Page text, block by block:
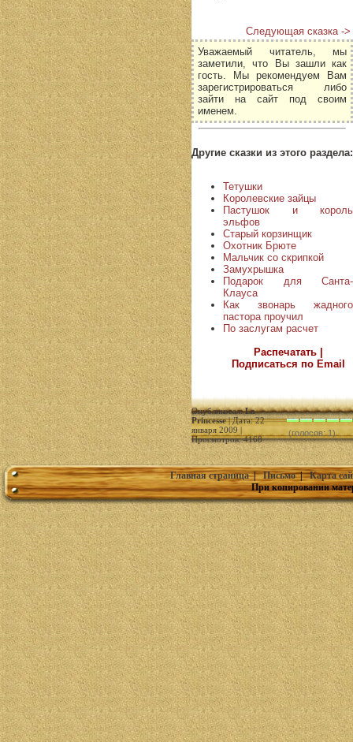
Следующая сказка ->
Уважаемый читатель, мы
заметили, что Вы зашли как
гость. Мы рекомендуем Вам
зарегистрироваться либо
зайти на сайт под своим
именем.
Другие сказки из этого раздела:
Тетушки
Королевские зайцы
Пастушок и король
эльфов
Старый корзинщик
Охотник Брюте
Мальчик со скрипкой
Замухрышка
Подарок для Санта-
Клауса
Как звонарь жадного
пастора проучил
По заслугам расчет
Распечатать |
Подписаться по Email
Опубликовал:La
Princesse| Дата: 22
января 2009 |
Просмотров: 4168
(голосов: 1)
Главная страница|Письмо|Карта
При копировании